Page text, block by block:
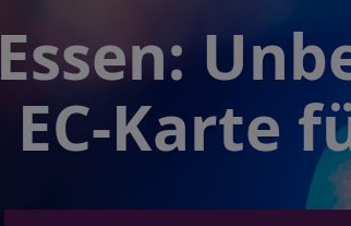
Essen:
EC-Karte